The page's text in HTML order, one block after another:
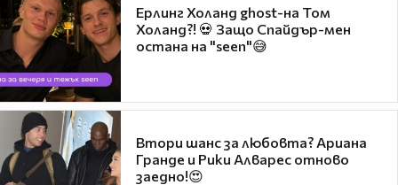
Ерлинг Холанд ghost-на Том
Холанд?! 💀 Защо Спайдър-мен
остана на "seen"😅
Втори шанс за любовта? Ариана
Гранде и Рики Алварес отново
заедно!😍